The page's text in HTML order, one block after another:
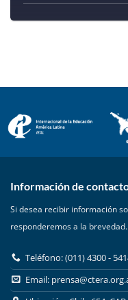
Información de
Si desea recibir información
responderemos a la brevedad.
Teléfono: (011) 4300 -
Email: